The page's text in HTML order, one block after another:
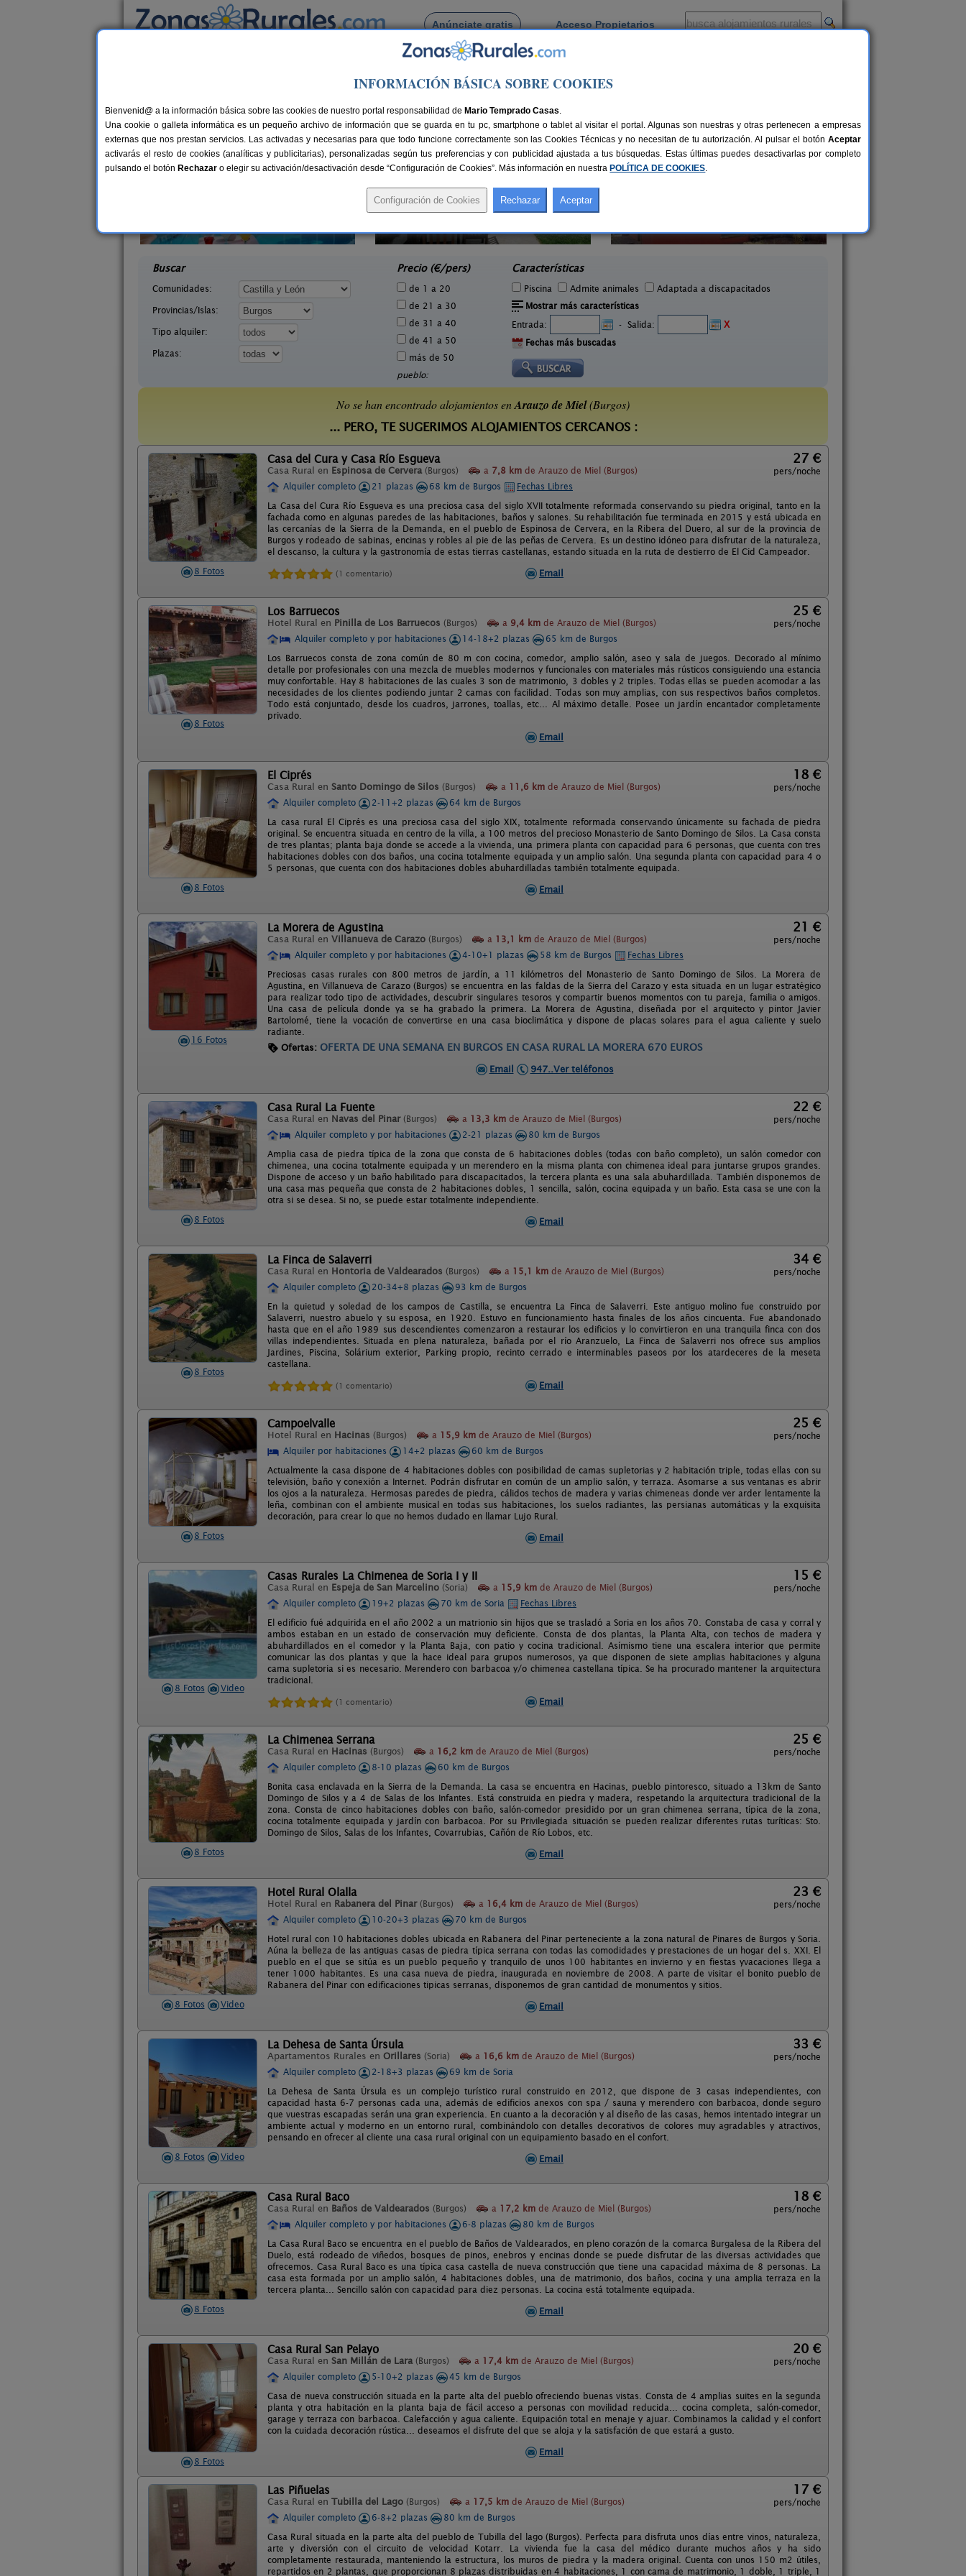
Anúnciate gratis Acceso Propietarios
Busca por pueblo
> Arauzo de Miel
Casas Rurales cerca de Arauzo de Miel
47 €
La Morera de Agustina
Buscar
Comunidades:
Provincias/Islas:
Tipo alquiler:
Plazas:
Precio (€/pers)
de 1 a 20
de 21 a 30
de 31 a 40
de 41 a 50
más de 50
pueblo:
Características
Piscina Admite animales
Adaptada a discapacitados
Mostrar más características
Entrada:
- Salida:
X
Fechas más buscadas
No se han encontrado alojamientos enArauzo de Miel(Burgos)
... PERO, TE SUGERIMOS ALOJAMIENTOS CERCANOS :
8 Fotos
Casa del Cura y Casa Río Esgueva
Casa Rural en Espinosa de Cervera (Burgos) a 7,8 km de Arauzo de Miel (Burgos)
27 €
pers/noche
Alquiler completo
21 plazas 68 km de Burgos
Fechas Libres
La Casa del Cura Río Esgueva es una preciosa casa del siglo XVII totalmente reformada conservando su piedra original, tanto en la
fachada como en algunas paredes de las habitaciones, baños y salones. Su rehabilitación fue terminada en 2015 y está ubicada en
las cercanías de la Sierra de la Demanda, en el pueblo de Espinosa de Cervera, en la Ribera del Duero, al sur de la provincia de
Burgos y rodeado de sabinas, encinas y robles al pie de las peñas de Cervera. Es un destino idóneo para disfrutar de la naturaleza,
el descanso, la cultura y la gastronomía de estas tierras castellanas, estando situada en la ruta de destierro de El Cid Campeador.
(1 comentario) Email
8 Fotos
Los Barruecos
Hotel Rural en Pinilla de Los Barruecos (Burgos) a 9,4 km de Arauzo de Miel (Burgos)
25 €
pers/noche
Alquiler completo y por habitaciones
14-18+2 plazas
65 km de Burgos
Los Barruecos consta de zona común de 80 m con cocina, comedor, amplio salón, aseo y sala de juegos. Decorado al mínimo
detalle por profesionales con una mezcla de muebles modernos y funcionales con materiales más rústicos consiguiendo una estancia
muy confortable. Hay 8 habitaciones de las cuales 3 son de matrimonio, 3 dobles y 2 triples. Todas ellas se pueden acomodar a las
necesidades de los clientes podiendo juntar 2 camas con facilidad. Todas son muy amplias, con sus respectivos baños completos.
Todo está conjuntado, desde los cuadros, jarrones, toallas, etc... Al máximo detalle. Posee un jardín encantador completamente
privado.
Email
8 Fotos
El Ciprés
Casa Rural en Santo Domingo de Silos (Burgos) a 11,6 km de Arauzo de Miel (Burgos)
18 €
pers/noche
Alquiler completo
2-11+2 plazas
64 km de Burgos
La casa rural El Ciprés es una preciosa casa del siglo XIX, totalmente reformada conservando únicamente su fachada de piedra
original. Se encuentra situada en centro de la villa, a 100 metros del precioso Monasterio de Santo Domingo de Silos. La Casa consta
de tres plantas; planta baja donde se accede a la vivienda, una primera planta con capacidad para 6 personas, que cuenta con tres
habitaciones dobles con dos baños, una cocina totalmente equipada y un amplio salón. Una segunda planta con capacidad para 4 o
5 personas, que cuenta con dos habitaciones dobles abuhardilladas también totalmente equipada.
Email
16 Fotos
La Morera de Agustina
Casa Rural en Villanueva de Carazo (Burgos) a 13,1 km de Arauzo de Miel (Burgos)
21 €
pers/noche
Alquiler completo y por habitaciones
4-10+1 plazas 58 km de Burgos
Fechas Libres
Preciosas casas rurales con 800 metros de jardín, a 11 kilómetros del Monasterio de Santo Domingo de Silos. La Morera de
Agustina, en Villanueva de Carazo (Burgos) se encuentra en las faldas de la Sierra del Carazo y esta situada en un lugar estratégico
para realizar todo tipo de actividades, descubrir singulares tesoros y compartir buenos momentos con tu pareja, familia o amigos.
Una casa de película donde ya se ha grabado la primera. La Morera de Agustina, diseñada por el arquitecto y pintor Javier
Bartolomé, tiene la vocación de convertirse en una casa bioclimática y dispone de placas solares para el agua caliente y suelo
radiante.
Ofertas: OFERTA NOCHEBUENA. 850 EUROS. DEL 21 AL 25 DICIEMBRE DIAS FANTÁSTICOS
Email 947..Ver teléfonos
8 Fotos
Casa Rural La Fuente
Casa Rural en Navas del Pinar (Burgos) a 13,3 km de Arauzo de Miel (Burgos)
22 €
pers/noche
Alquiler completo y por habitaciones
2-21 plazas
80 km de Burgos
Amplia casa de piedra típica de la zona que consta de 6 habitaciones dobles (todas con baño completo), un salón comedor con
chimenea, una cocina totalmente equipada y un merendero en la misma planta con chimenea ideal para juntarse grupos grandes.
Dispone de acceso y un baño habilitado para discapacitados, la tercera planta es una sala abuhardillada. También disponemos de
una casa mas pequeña que consta de 2 habitaciones dobles, 1 sencilla, salón, cocina equipada y un baño. Esta casa se une con la
otra si se desea. Si no, se puede estar totalmente independiente.
Email
8 Fotos
La Finca de Salaverri
Casa Rural en Hontoria de Valdearados (Burgos) a 15,1 km de Arauzo de Miel (Burgos)
34 €
pers/noche
Alquiler completo
20-34+8 plazas
93 km de Burgos
En la quietud y soledad de los campos de Castilla, se encuentra La Finca de Salaverri. Este antiguo molino fue construido por
Salaverri, nuestro abuelo y su esposa, en 1920. Estuvo en funcionamiento hasta finales de los años cincuenta. Fue abandonado
hasta que en el año 1989 sus descendientes comenzaron a restaurar los edificios y lo convirtieron en una tranquila finca con dos
villas independientes. Situada en plena naturaleza, bañada por el río Aranzuelo, La Finca de Salaverri nos ofrece sus amplios
Jardines, Piscina, Solárium exterior, Parking propio, recinto cerrado e interminables paseos por los atardeceres de la meseta
castellana.
(1 comentario) Email
8 Fotos
Campoelvalle
Hotel Rural en Hacinas (Burgos) a 15,9 km de Arauzo de Miel (Burgos)
25 €
pers/noche
Alquiler por habitaciones
14+2 plazas
60 km de Burgos
Actualmente la casa dispone de 4 habitaciones dobles con posibilidad de camas supletorias y 2 habitación triple, todas ellas con su
televisión, baño y conexión a Internet. Podrán disfrutar en común de un amplio salón, y terraza. Asomarse a sus ventanas es abrir
los ojos a la naturaleza. Hermosas paredes de piedra, cálidos techos de madera y varias chimeneas donde ver arder lentamente la
leña, combinan con el ambiente musical en todas sus habitaciones, los suelos radiantes, las persianas automáticas y la exquisita
decoración, para crear lo que no hemos dudado en llamar Lujo Rural.
Email
8 Fotos Video
Casas Rurales La Chimenea de Soria I y II
Casa Rural en Espeja de San Marcelino (Soria) a 15,9 km de Arauzo de Miel (Burgos)
15 €
pers/noche
Alquiler completo
19+2 plazas 70 km de Soria
Fechas Libres
El edificio fué adquirida en el año 2002 a un matrionio sin hijos que se trasladó a Soria en los años 70. Constaba de casa y corral y
ambos estaban en un estado de conservación muy deficiente. Consta de dos plantas, la Planta Alta, con techos de madera y
abuhardillados en el comedor y la Planta Baja, con patio y cocina tradicional. Asímismo tiene una escalera interior que permite
comunicar las dos plantas y que la hace ideal para grupos numerosos, ya que disponen de siete amplias habitaciones y alguna
cama supletoria si es necesario. Merendero con barbacoa y/o chimenea castellana típica. Se ha procurado mantener la arquitectura
tradicional.
(1 comentario) Email
8 Fotos
La Chimenea Serrana
Casa Rural en Hacinas (Burgos) a 16,2 km de Arauzo de Miel (Burgos)
25 €
pers/noche
Alquiler completo
8-10 plazas
60 km de Burgos
Bonita casa enclavada en la Sierra de la Demanda. La casa se encuentra en Hacinas, pueblo pintoresco, situado a 13km de Santo
Domingo de Silos y a 4 de Salas de los Infantes. Está construida en piedra y madera, respetando la arquitectura tradicional de la
zona. Consta de cinco habitaciones dobles con baño, salón-comedor presidido por un gran chimenea serrana, típica de la zona,
cocina totalmente equipada y jardín con barbacoa. Por su Privilegiada situación se pueden realizar diferentes rutas turíticas: Sto.
Domingo de Silos, Salas de los Infantes, Covarrubias, Cañón de Río Lobos, etc.
Email
8 Fotos Video
Hotel Rural Olalla
Hotel Rural en Rabanera del Pinar (Burgos) a 16,4 km de Arauzo de Miel (Burgos)
23 €
pers/noche
Alquiler completo
10-20+3 plazas
70 km de Burgos
Hotel rural con 10 habitaciones dobles ubicada en Rabanera del Pinar perteneciente a la zona natural de Pinares de Burgos y Soria.
Aúna la belleza de las antiguas casas de piedra típica serrana con todas las comodidades y prestaciones de un hogar del s. XXI. El
pueblo en el que se sitúa es un pueblo pequeño y tranquilo de unos 100 habitantes en invierno y en fiestas yvacaciones llega a
tener 1000 habitantes. Es una casa nueva de piedra, inaugurada en noviembre de 2008. A parte de visitar el bonito pueblo de
Rabanera del Pinar con edificaciones tipicas serranas, disponemos de gran cantidad de monumentos y sitios.
Email
8 Fotos Video
La Dehesa de Santa Úrsula
Apartamentos Rurales en Orillares (Soria) a 16,6 km de Arauzo de Miel (Burgos)
33 €
pers/noche
Alquiler completo
2-18+3 plazas
69 km de Soria
La Dehesa de Santa Úrsula es un complejo turístico rural construido en 2012, que dispone de 3 casas independientes, con
capacidad hasta 6-7 personas cada una, además de edificios anexos con spa / sauna y merendero con barbacoa, donde seguro
que vuestras escapadas serán una gran experiencia. En cuanto a la decoración y al diseño de las casas, hemos intentado integrar un
ambiente actual y moderno en un entorno rural, combinándolo con detalles decorativos de colores muy agradables y atractivos,
pensando en ofrecer al cliente una casa rural original con un equipamiento basado en el confort.
Email
8 Fotos
Casa Rural Baco
Casa Rural en Baños de Valdearados (Burgos) a 17,2 km de Arauzo de Miel (Burgos)
18 €
pers/noche
Alquiler completo y por habitaciones
6-8 plazas
80 km de Burgos
La Casa Rural Baco se encuentra en el pueblo de Baños de Valdearados, en pleno corazón de la comarca Burgalesa de la Ribera del
Duelo, está rodeado de viñedos, bosques de pinos, enebros y encinas donde se puede disfrutar de las diversas actividades que
ofrecemos. Casa Rural Baco es una típica casa castella de nueva construcción que tiene una capacidad máxima de 8 personas. La
casa esta formada por un amplio salón, 4 habitaciones dobles, una de matrimonio, dos baños, cocina y una amplia terraza en la
tercera planta... Sencillo salón con capacidad para diez personas. La cocina está totalmente equipada.
Email
8 Fotos
Casa Rural San Pelayo
Casa Rural en San Millán de Lara (Burgos) a 17,4 km de Arauzo de Miel (Burgos)
20 €
pers/noche
Alquiler completo
5-10+2 plazas
45 km de Burgos
Casa de nueva construcción situada en la parte alta del pueblo ofreciendo buenas vistas. Consta de 4 amplias suites en la segunda
planta y otra habitación en la planta baja de fácil acceso a personas con movilidad reducida... cocina completa, salón-comedor,
garage y terraza con barbacoa. Calefacción y agua caliente. Equipación total en menaje y ajuar. Combinamos la calidad y el confort
con la cuidada decoración rústica... deseamos el disfrute del que se aloja y la satisfación de que estará a gusto.
Email
Las Piñuelas
Casa Rural en Tubilla del Lago (Burgos) a 17,5 km de Arauzo de Miel (Burgos)
17 €
pers/noche
Alquiler completo
6-8+2 plazas
80 km de Burgos
Casa Rural situada en la parte alta del pueblo de Tubilla del lago (Burgos). Perfecta para disfruta unos días entre vinos, naturaleza,
arte y diversión con el circuito de velocidad Kotarr. La vivienda fue la casa del médico durante muchos años y ha sido
completamente restaurada, manteniendo la estructura, los muros de piedra y la madera original. Cuenta con unos 150 m2 útiles,
repartidos en 2 plantas, que proporcionan 8 plazas distribuidas en 4 habitaciones, 1 con cama de matrimonio, 1 doble, 1 triple, 1
INFORMACIÓN BÁSICA SOBRE COOKIES
Bienvenid@ a la información básica sobre las cookies de nuestro portal responsabilidad de Mario Temprado Casas.
Una cookie o galleta informática es un pequeño archivo de información que se guarda en tu pc, smartphone o tablet al visitar el portal. Algunas son nuestras y otras pertenecen a empresas
externas que nos prestan servicios. Las activadas y necesarias para que todo funcione correctamente son las Cookies Técnicas y no necesitan de tu autorización. Al pulsar el botón Aceptar
activarás el resto de cookies (analíticas y publicitarias), personalizadas según tus preferencias y con publicidad ajustada a tus búsquedas. Estas últimas puedes desactivarlas por completo
pulsando el botón Rechazar o elegir su activación/desactivación desde “Configuración de Cookies”. Más información en nuestra POLÍTICA DE COOKIES.